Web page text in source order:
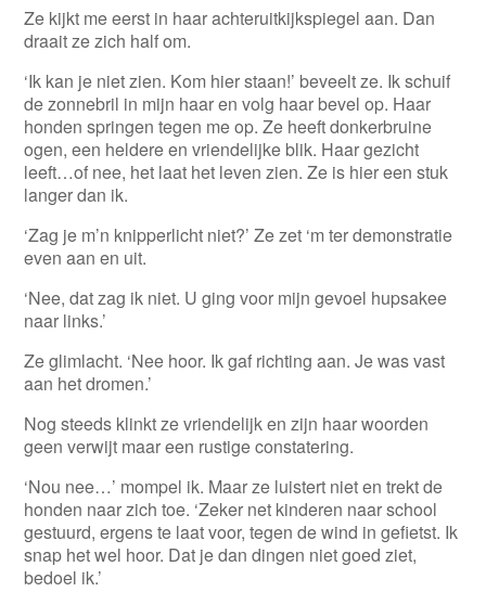
Ze kijkt me eerst in haar achteruitkijkspiegel aan. Dan
draait ze zich half om.
‘Ik kan je niet zien. Kom hier staan!’ beveelt ze. Ik schuif
de zonnebril in mijn haar en volg haar bevel op. Haar
honden springen tegen me op. Ze heeft donkerbruine
ogen, een heldere en vriendelijke blik. Haar gezicht
leeft…of nee, het laat het leven zien. Ze is hier een stuk
langer dan ik.
‘Zag je m’n knipperlicht niet?’ Ze zet ‘m ter demonstratie
even aan en uit.
‘Nee, dat zag ik niet. U ging voor mijn gevoel hupsakee
naar links.’
Ze glimlacht. ‘Nee hoor. Ik gaf richting aan. Je was vast
aan het dromen.’
Nog steeds klinkt ze vriendelijk en zijn haar woorden
geen verwijt maar een rustige constatering.
‘Nou nee…’ mompel ik. Maar ze luistert niet en trekt de
honden naar zich toe. ‘Zeker net kinderen naar school
gestuurd, ergens te laat voor, tegen de wind in gefietst. Ik
snap het wel hoor. Dat je dan dingen niet goed ziet,
bedoel ik.’